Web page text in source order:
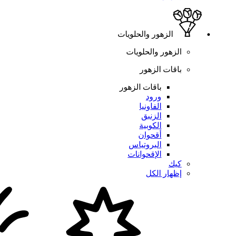
الزهور والحلويات
الزهور والحلويات
باقات الزهور
باقات الزهور
ورود
الفاونيا
الزنبق
الكوبية
أقحوان
البروتياس
الإقحوانات
كيك
إظهار الكل